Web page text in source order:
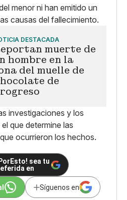
menor ni han emitido un
causas del fallecimiento.
DESTACADA
muerte de
hombre en la
del muelle de
de
investigaciones y los
que determine las
ocurrieron los hechos.
sea tu
en
Síguenos en